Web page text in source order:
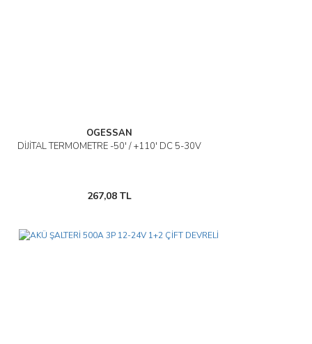
OGESSAN
DİJİTAL TERMOMETRE -50' / +110' DC 5-30V
267,08 TL